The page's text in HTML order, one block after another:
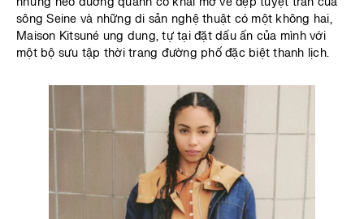
sông Seine và những di sản nghệ thuật có một không hai,
Maison Kitsuné ung dung, tự tại đặt dấu ấn của mình với
một bộ sưu tập thời trang đường phố đặc biệt thanh lịch.